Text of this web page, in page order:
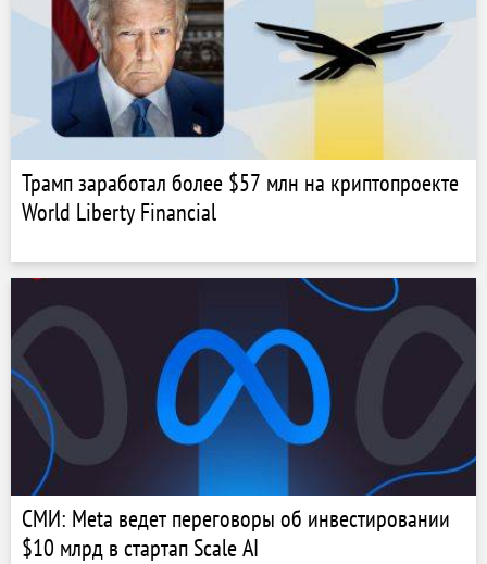
Трамп заработал более $57 млн на криптопроекте
World Liberty Financial
СМИ: Meta ведет переговоры об инвестировании
$10 млрд в стартап Scale AI